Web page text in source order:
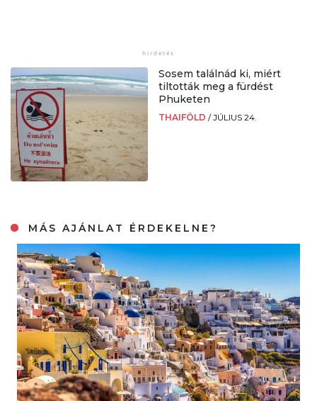
Sosem találnád ki, miért
tiltották meg a fürdést
Phuketen
THAIFÖLD /JÚLIUS 24.
MÁS AJÁNLAT ÉRDEKELNE?